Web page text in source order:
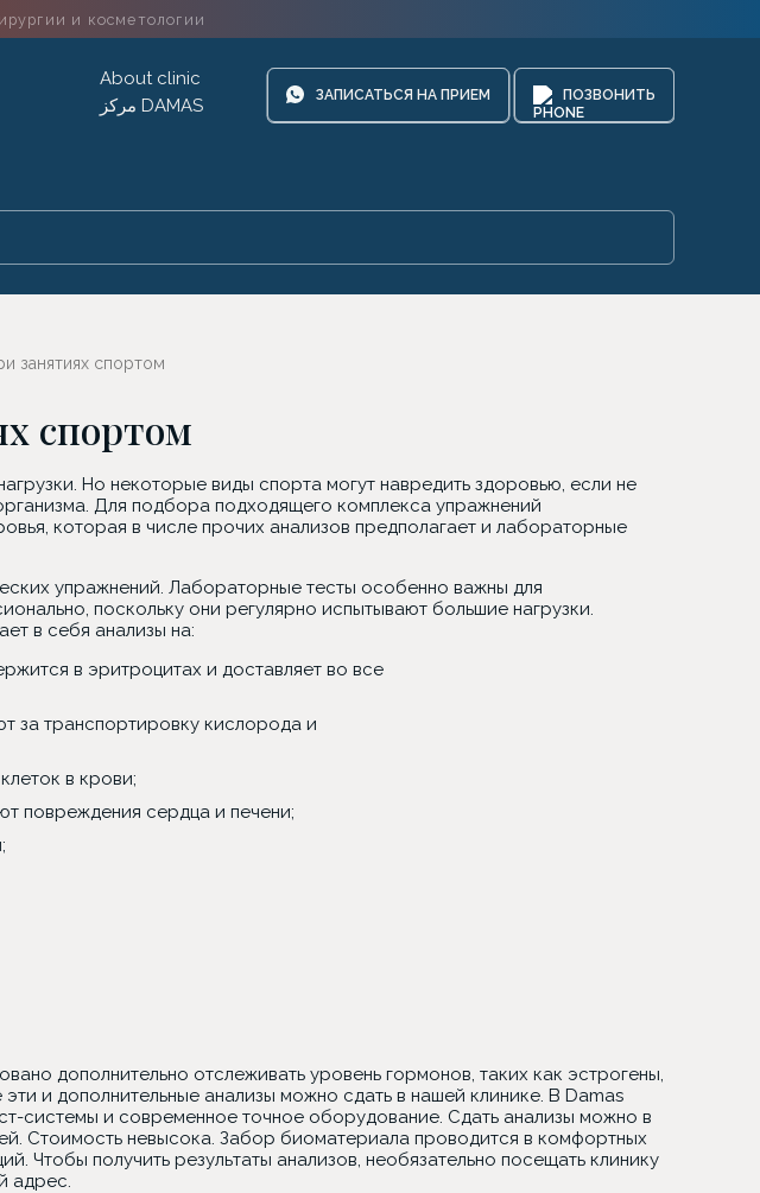
и косметологии
About clinic
مركز DAMAS
ЗАПИСАТЬСЯ НА ПРИЕМ ПОЗВОНИТЬ
занятиях спортом
спортом
Но некоторые виды спорта могут навредить здоровью, если не
Для подбора подходящего комплекса упражнений
которая в числе прочих анализов предполагает и лабораторные
упражнений. Лабораторные тесты особенно важны для
поскольку они регулярно испытывают большие нагрузки.
в себя анализы на:
в эритроцитах и доставляет во все
за транспортировку кислорода и
в крови;
повреждения сердца и печени;
дополнительно отслеживать уровень гормонов, таких как эстрогены,
и дополнительные анализы можно сдать в нашей клинике. В Damas
системы и современное точное оборудование. Сдать анализы можно в
Стоимость невысока. Забор биоматериала проводится в комфортных
Чтобы получить результаты анализов, необязательно посещать клинику
адрес.